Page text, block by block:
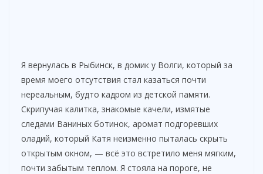
Я вернулась в Рыбинск, в домик у Волги, который за
время моего отсутствия стал казаться почти
нереальным, будто кадром из детской памяти.
Скрипучая калитка, знакомые качели, измятые
следами Ваниных ботинок, аромат подгоревших
оладий, который Катя неизменно пыталась скрыть
открытым окном, — всё это встретило меня мягким,
почти забытым теплом. Я стояла на пороге, не